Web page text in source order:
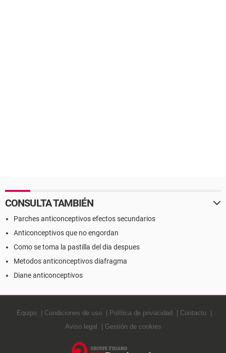
CONSULTA TAMBIÉN
Parches anticonceptivos efectos secundarios
Anticonceptivos que no engordan
Como se toma la pastilla del dia despues
Metodos anticonceptivos diafragma
Diane anticonceptivos
Equipo Condiciones de uso Política de privacidad
Contacto
Aviso legal
Gestión de cookies